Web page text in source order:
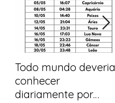
Todo mundo deveria
conhecer
diariamente por